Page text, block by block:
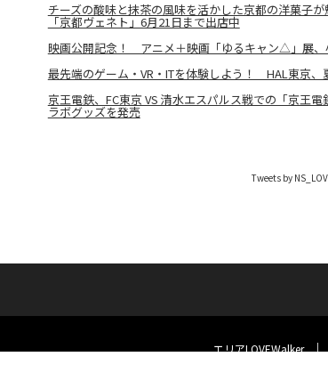
チーズの酸味と抹茶の風味を活かした京都の洋菓子
「京都ヴェネト」6月21日まで出店中
映画公開記念！ アニメ＋映画「ゆるキャン△」展、
最先端のゲーム・VR・ITを体験しよう！ HAL東京、
京王電鉄、FC東京 VS 清水エスパルス戦での「京王
ラボグッズを発売
Tweets by
エリアLOVEWalker